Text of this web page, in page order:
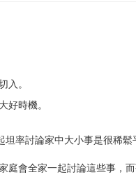
。
時機。
率討論家中大小事是很稀鬆
會全家一起討論這些事，